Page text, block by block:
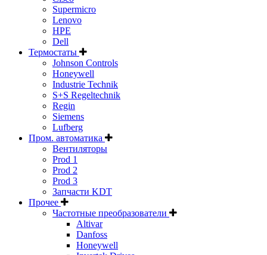
Supermicro
Lenovo
HPE
Dell
Термостаты
Johnson Controls
Honeywell
Industrie Technik
S+S Regeltechnik
Regin
Siemens
Lufberg
Пром. автоматика
Вентиляторы
Prod 1
Prod 2
Prod 3
Запчасти KDT
Прочее
Частотные преобразователи
Altivar
Danfoss
Honeywell